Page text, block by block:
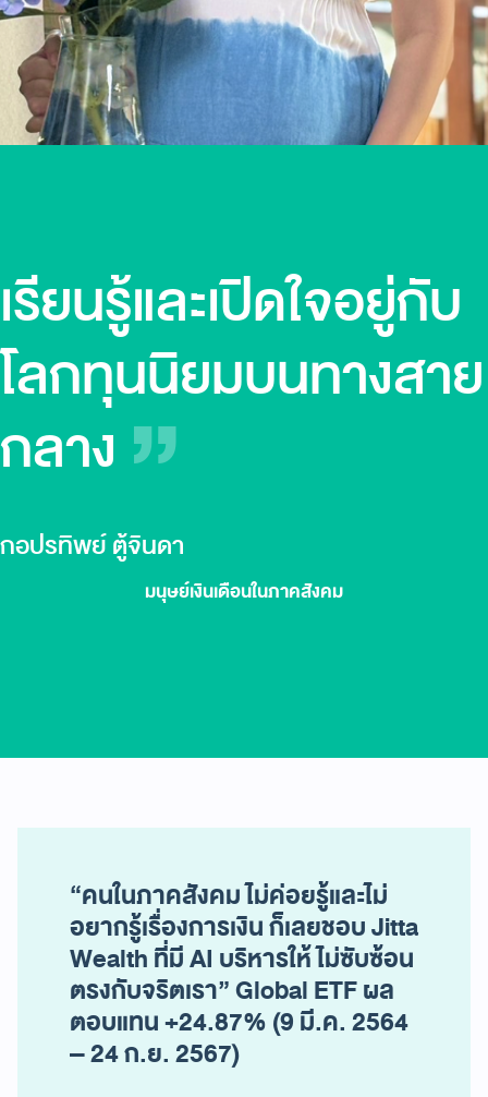
เรียนรู้และเปิดใจอยู่กับ
โลกทุนนิยมบนทางสาย
กลาง
กอปรทิพย์ ตู้จินดา
มนุษย์เงินเดือนในภาคสังคม
“คนในภาคสังคม ไม่ค่อยรู้และไม่
อยากรู้เรื่องการเงิน ก็เลยชอบ Jitta
Wealth ที่มี AI บริหารให้ ไม่ซับซ้อน
ตรงกับจริตเรา” Global ETF ผล
ตอบแทน +24.87% (9 มี.ค. 2564
– 24 ก.ย. 2567)